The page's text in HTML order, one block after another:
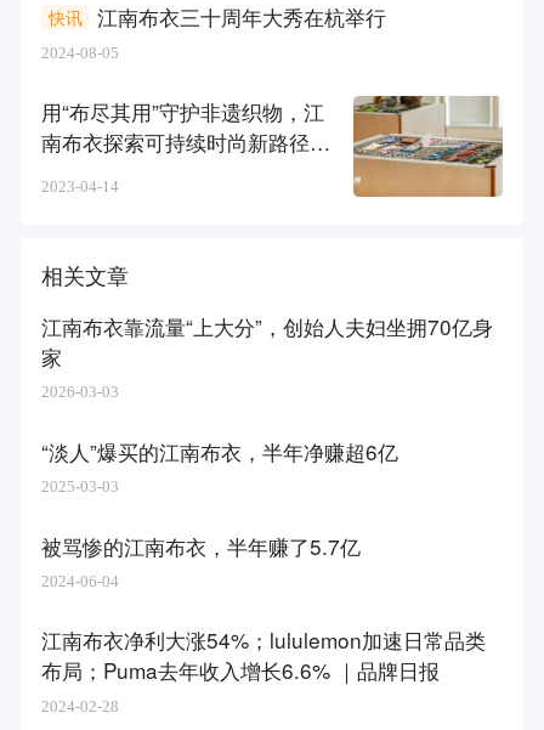
江南布衣三十周年大秀在杭举行
快讯
2024-08-05
用“布尽其用”守护非遗织物，江
南布衣探索可持续时尚新路径｜
2023-04-14
相关文章
江南布衣靠流量“上大分”，创始人夫妇坐拥70亿身
家
2026-03-03
“淡人”爆买的江南布衣，半年净赚超6亿
2025-03-03
被骂惨的江南布衣，半年赚了5.7亿
2024-06-04
江南布衣净利大涨54%；lululemon加速日常品类
布局；Puma去年收入增长6.6% ｜品牌日报
2024-02-28